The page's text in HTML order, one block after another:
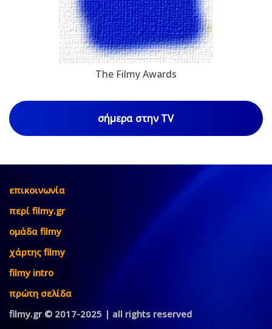
The Filmy Awards
σήμερα στην TV
επικοινωνία
περί filmy.gr
ομάδα filmy
χάρτης filmy
filmy intro
πρώτη σελίδα
filmy.gr © 2017-2025 | all rights reserved